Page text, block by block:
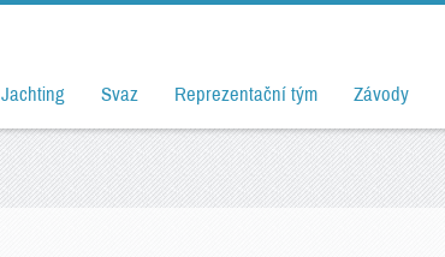
Jachting Svaz Reprezentační tým Závody